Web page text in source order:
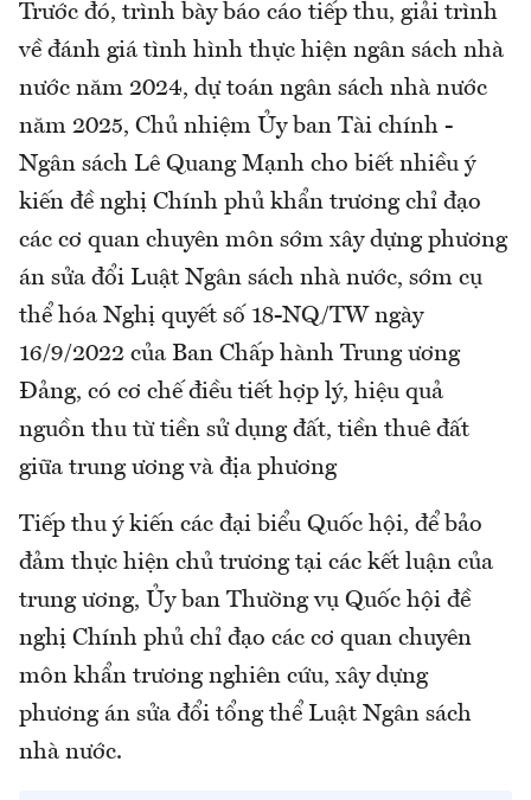
Trước đó, trình bày báo cáo tiếp thu, giải trình
về đánh giá tình hình thực hiện ngân sách nhà
nước năm 2024, dự toán ngân sách nhà nước
năm 2025, Chủ nhiệm Ủy ban Tài chính -
Ngân sách Lê Quang Mạnh cho biết nhiều ý
kiến đề nghị Chính phủ khẩn trương chỉ đạo
các cơ quan chuyên môn sớm xây dựng phương
án sửa đổi Luật Ngân sách nhà nước, sớm cụ
thể hóa Nghị quyết số 18-NQ/TW ngày
16/9/2022 của Ban Chấp hành Trung ương
Đảng, có cơ chế điều tiết hợp lý, hiệu quả
nguồn thu từ tiền sử dụng đất, tiền thuê đất
giữa trung ương và địa phương
Tiếp thu ý kiến các đại biểu Quốc hội, để bảo
đảm thực hiện chủ trương tại các kết luận của
trung ương, Ủy ban Thường vụ Quốc hội đề
nghị Chính phủ chỉ đạo các cơ quan chuyên
môn khẩn trương nghiên cứu, xây dựng
phương án sửa đổi tổng thể Luật Ngân sách
nhà nước.